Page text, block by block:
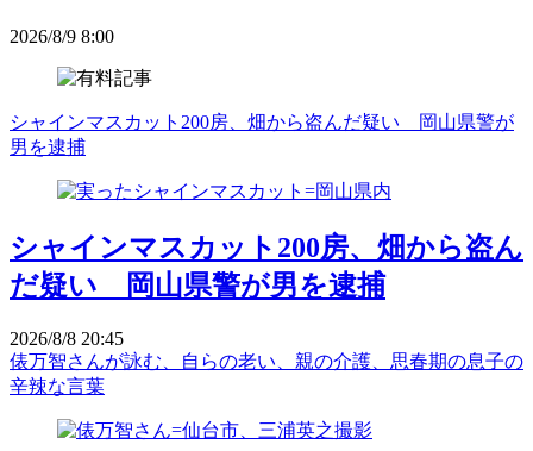
2026/8/9 8:00
シャインマスカット200房、畑から盗んだ疑い 岡山県警が
男を逮捕
シャインマスカット200房、畑から盗ん
だ疑い 岡山県警が男を逮捕
2026/8/8 20:45
俵万智さんが詠む、自らの老い、親の介護、思春期の息子の
辛辣な言葉